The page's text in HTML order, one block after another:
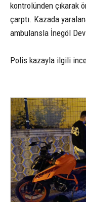
kontrolünden çıkarak
çarptı. Kazada
ambulansla İnegöl
Polis kazayla ilgili